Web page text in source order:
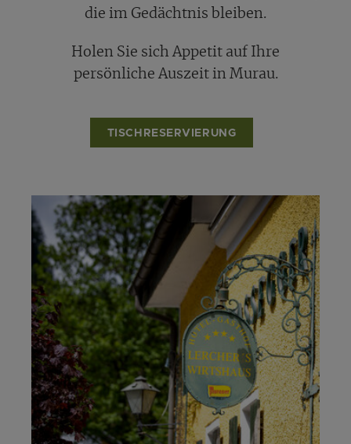
die im Gedächtnis bleiben.
Holen Sie sich Appetit auf Ihre
persönliche Auszeit in Murau.
TISCHRESERVIERUNG